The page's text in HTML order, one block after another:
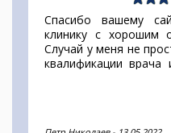
Очень полезный
совпадают с тем что
смотрел на других, а
самом деле
Записался на МРТ